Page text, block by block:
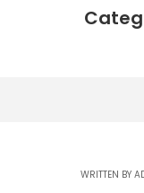
WRITTEN BY